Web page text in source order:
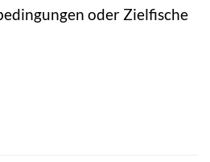
oder Zielfische